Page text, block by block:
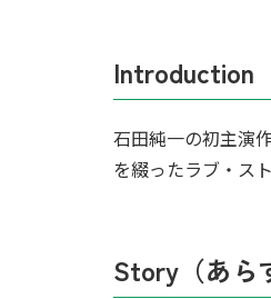
Introduction
石田純一の初主演
を綴ったラブ・ス
Story（あら